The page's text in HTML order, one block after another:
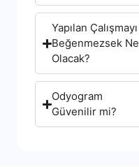
Yapılan Çalışmayı
Beğenmezsek Ne
Olacak?
Odyogram
Güvenilir mi?